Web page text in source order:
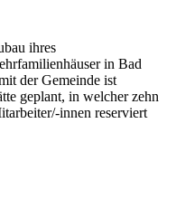
ihres
in Bad
der Gemeinde ist
geplant, in welcher zehn
innen reserviert